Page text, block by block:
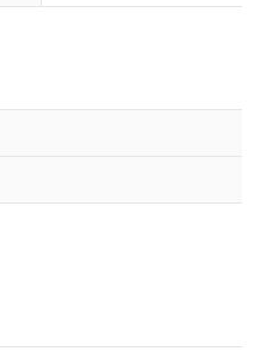
囲で利用すること
とは、
て"
の「1.共同利
当社基準）